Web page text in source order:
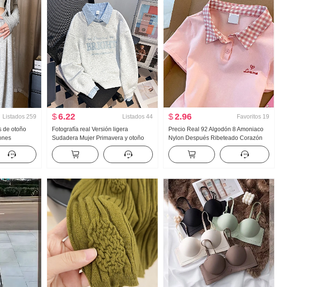
Listados 259
de otoño
de
Sentido
Recto
$6.22 Listados 44
Fotografía real Versión ligera
Sudadera Mujer Primavera y otoño
Nuevo Han Serie Dos piezas falsas
Holgado Espina Bordado Rayas
Cuello polo Top
$2.96 Favoritos 19
Precio Real 92 Algodón 8 Amoniaco
Nylon Después Ribeteado Corazón
Bordado Dulce Corto Cuello polo
Camiseta Ajustado Petite Moda